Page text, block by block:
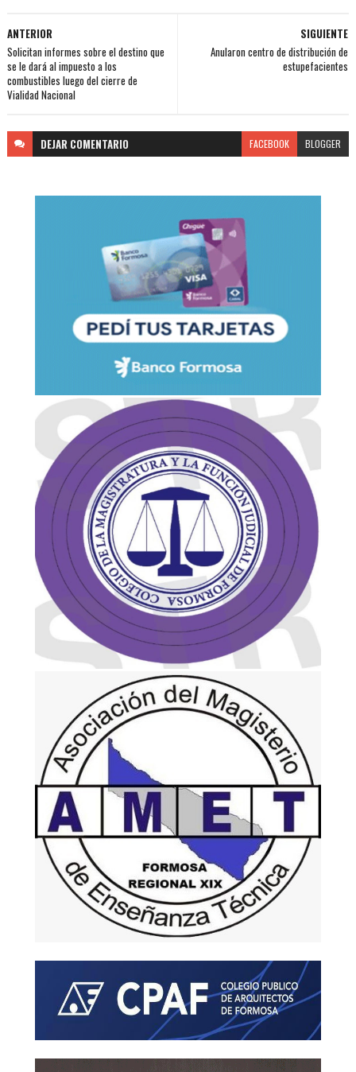
SIGUIENTE
Anularon centro de distribución de
estupefacientes
ANTERIOR
Solicitan informes sobre el destino que
se le dará al impuesto a los
combustibles luego del cierre de
Vialidad Nacional
DEJAR COMENTARIO FACEBOOK BLOGGER